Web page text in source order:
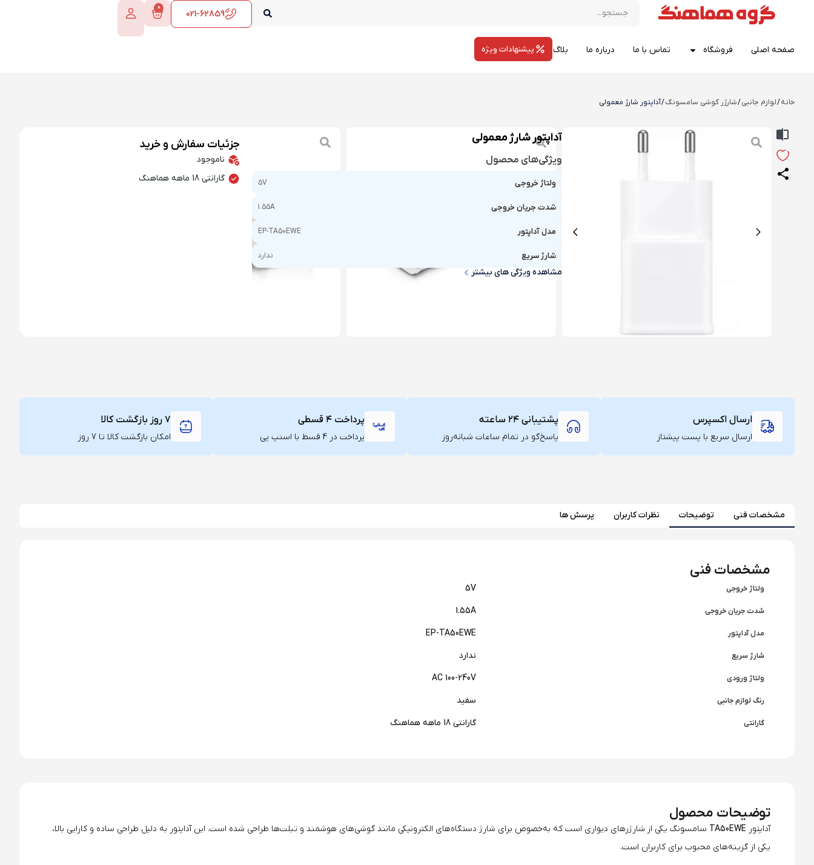
021-62859
0
صفحه اصلی فروشگاه تماس با ما درباره ما بلاگ پیشنهادات ویژه
خانه/لوازم جانبی/شارژر گوشی سامسونگ/ آداپتور شارژ معمولی
آداپتور شارژ معمولی
ویژگی‌های محصول
ولتاژ خروجی 5V
شدت جریان خروجی 1.55A
مدل آداپتور EP-TA50EWE
شارژ سریع ندارد
مشاهده ویژگی های بیشتر
جزئیات سفارش و خرید
ناموجود
گارانتی 18 ماهه هماهنگ
ارسال اکسپرس
ارسال سریع با پست پیشتاز
پشتیبانی ۲۴ ساعته
پاسخ‌گو در تمام ساعات شبانه‌روز
پرداخت ۴ قسطی
پرداخت در 4 قسط با اسنپ پی
۷ روز بازگشت کالا
امکان بازگشت کالا تا 7 روز
مشخصات فنی توضیحات نظرات کاربران پرسش ها
مشخصات فنی
ولتاژ خروجی 5V
شدت جریان خروجی 1.55A
مدل آداپتور EP-TA50EWE
شارژ سریع ندارد
ولتاژ ورودی AC 100-240V
رنگ لوازم جانبی سفید
گارانتی گارانتی 18 ماهه هماهنگ
توضیحات محصول
آداپتور
سامسونگ یکی از شارژرهای دیواری است که به‌خصوص برای شارژ دستگاه‌های الکترونیکی مانند گوشی‌های هوشمند و تبلت‌ها طراحی شده است. این آداپتور به دلیل طراحی ساده و کارایی بالا،
یکی از گزینه‌های محبوب برای کاربران است.